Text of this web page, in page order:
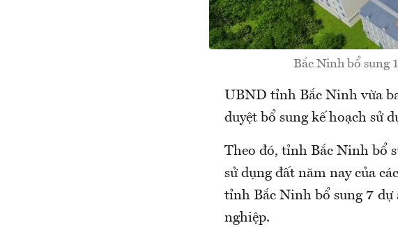
Bắc Ninh bổ sung
UBND tỉnh Bắc Ninh vừa
duyệt bổ sung kế hoạch sử
Theo đó, tỉnh Bắc Ninh bổ
sử dụng đất năm nay của
tỉnh Bắc Ninh bổ sung 7 dự
nghiệp.